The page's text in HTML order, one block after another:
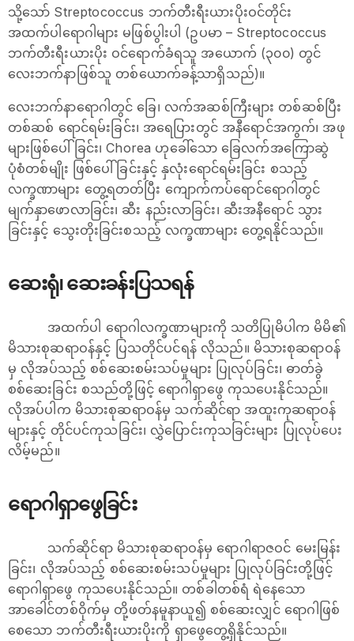
သို့သော် Streptococcus ဘက်တီးရီးယားပိုးဝင်တိုင်း
အထက်ပါရောဂါများ မဖြစ်ပွါးပါ (ဥပမာ – Streptococcus
ဘက်တီးရီးယားပိုး ဝင်ရောက်ခံရသူ အယောက် (၃၀၀) တွင်
လေးဘက်နာဖြစ်သူ တစ်ယောက်ခန့်သာရှိသည်)။
လေးဘက်နာရောဂါတွင် ခြေ၊ လက်အဆစ်ကြီးများ တစ်ဆစ်ပြီး
တစ်ဆစ် ရောင်ရမ်းခြင်း၊ အရေပြားတွင် အနီရောင်အကွက်၊ အဖု
များဖြစ်ပေါ်ခြင်း၊ Chorea ဟုခေါ်သော ခြေလက်အကြောဆွဲ
ပုံစံတစ်မျိုး ဖြစ်ပေါ်ခြင်းနှင့် နှလုံးရောင်ရမ်းခြင်း စသည့်
လက္ခဏာများ တွေ့ရတတ်ပြီး ကျောက်ကပ်ရောင်ရောဂါတွင်
မျက်နှာဖောလာခြင်း၊ ဆီး နည်းလာခြင်း၊ ဆီးအနီရောင် သွား
ခြင်းနှင့် သွေးတိုးခြင်းစသည့် လက္ခဏာများ တွေ့ရနိုင်သည်။
ဆေးရုံ၊ ဆေးခန်းပြသရန်
အထက်ပါ ရောဂါလက္ခဏာများကို သတိပြုမိပါက မိမိ၏
မိသားစုဆရာဝန်နှင့် ပြသတိုင်ပင်ရန် လိုသည်။ မိသားစုဆရာဝန်
မှ လိုအပ်သည့် စစ်ဆေးစမ်းသပ်မှုများ ပြုလုပ်ခြင်း၊ ဓာတ်ခွဲ
စစ်ဆေးခြင်း စသည်တို့ဖြင့် ရောဂါရှာ‌ဖွေ ကုသပေးနိုင်သည်။
လိုအပ်ပါက မိသားစုဆရာဝန်မှ သက်ဆိုင်ရာ အထူးကုဆရာဝန်
များနှင့် တိုင်ပင်ကုသခြင်း၊​ လွှဲပြောင်းကုသခြင်းများ ပြုလုပ်ပေး
လိမ့်မည်။
ရောဂါရှာဖွေခြင်း
သက်ဆိုင်ရာ မိသားစုဆရာဝန်မှ ရောဂါရာဇဝင် မေးမြန်း
ခြင်း၊ လိုအပ်သည့် စစ်ဆေးစမ်းသပ်မှုများ ပြုလုပ်ခြင်းတို့ဖြင့်
ရောဂါရှာ‌ဖွေ ကုသပေးနိုင်သည်။ တစ်ခါတစ်ရံ ရဲနေသော
အာခေါင်တစ်ဝိုက်မှ တို့ဖတ်နမူနာယူ၍ စစ်ဆေးလျှင် ရောဂါဖြစ်
စေသော ဘက်တီးရီးယားပိုးကို ‌ရှာဖွေတွေ့ရှိနိုင်သည်။